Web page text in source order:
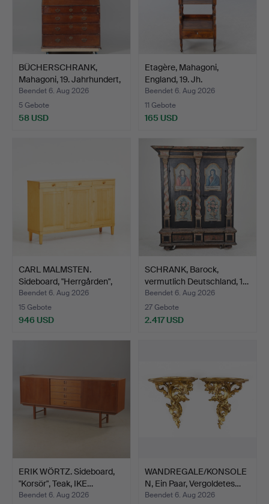
BÜCHERSCHRANK,
Mahagoni, 19. Jahrhundert,
…
Beendet 6. Aug 2026
5 Gebote
58 USD
Etagère, Mahagoni,
England, 19. Jh.
Beendet 6. Aug 2026
11 Gebote
165 USD
CARL MALMSTEN.
Sideboard, "Herrgården",
Bi…
Beendet 6. Aug 2026
15 Gebote
946 USD
SCHRANK, Barock,
vermutlich Deutschland, 1…
Beendet 6. Aug 2026
27 Gebote
2.417 USD
ERIK WÖRTZ. Sideboard,
"Korsör", Teak, IKE…
Beendet 6. Aug 2026
WANDREGALE/KONSOLE
N, Ein Paar, Vergoldetes…
Beendet 6. Aug 2026